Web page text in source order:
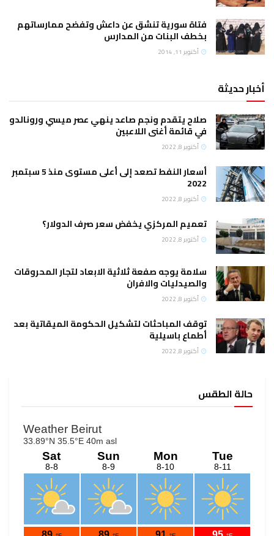
فتاة سورية تنشق عن داعش وتفضح ممارساتهم
بخطف البنات من المدارس
أكتوبر 11, 2014
أخبار حديثة
صلاح يتقدم ونجم صاعد ينهي عصر ميسي ورونالدو
في قائمة أغنى اللاعبين
أكتوبر 8, 2022
أسعار النفط تصعد إلى أعلى مستوى منذ 5 سبتمبر
2022
أكتوبر 8, 2022
تعميم المركزي يخفض سعر صرف الدولار؟
أكتوبر 8, 2022
سلامة يوجه صفعة ثلاثية الابعاد لتجار المحروقات
والصيدليات والافران
أكتوبر 8, 2022
توقف المباحثات لتشكيل الحكومة الميقاتية بعد
أطماع باسيلية
أكتوبر 8, 2022
حالة الطقس